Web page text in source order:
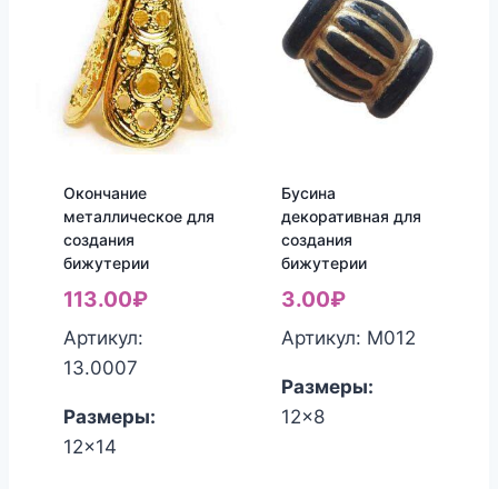
Окончание
металлическое для
создания
бижутерии
113.00₽
Артикул:
13.0007
Размеры:
12x14
Бусина
декоративная для
создания
бижутерии
3.00₽
Артикул: М012
Размеры:
12x8